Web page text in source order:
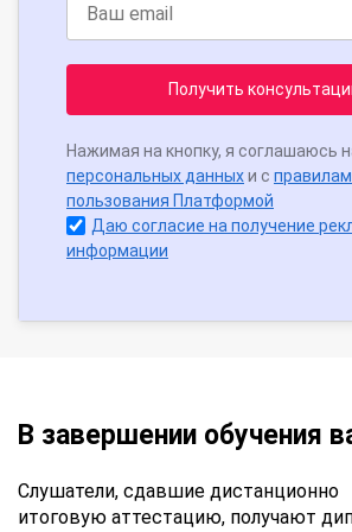
Получить
Нажимая на кнопку, я соглашаюсь
персональных данныхи с
пользования Платформой
Даю согласие на получение
информации
В завершении обучения
Слушатели, сдавшие дистанционно
итоговую аттестацию, получают